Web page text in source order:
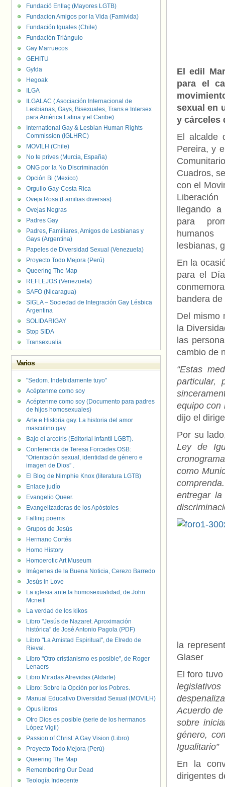
El edil
para el
sexual en
y cárceles
El alcalde
Pereira, y
Cuadros,
con el
llegando
para
lesbianas,
En la
para el
bandera
Del mismo
la
las
cambio de
“Estas
particular,
equipo con
dijo el
Por su
Ley de
como
entregar
la
Glaser
El foro
Acuerdo de
sobre
género,
Igualitario”
En la
dirigentes
Fundació Enllaç (Mayores LGTB)
Fundacion Amigos por la Vida (Famivida)
Fundación Iguales (Chile)
Fundación Triángulo
Gay Marruecos
GEHITU
Gylda
Hegoak
ILGA
ILGALAC ( Asociación Internacional de
Lesbianas, Gays, Bisexuales, Trans e Intersex
para América Latina y el Caribe)
International Gay & Lesbian Human Rights
Commission (IGLHRC)
MOVILH (Chile)
No te prives (Murcia, España)
ONG por la No Discriminación
Opción Bi (Mexico)
Orgullo Gay-Costa Rica
Oveja Rosa (Familias diversas)
Ovejas Negras
Padres Gay
Padres, Familiares, Amigos de Lesbianas y
Gays (Argentina)
Papeles de Diversidad Sexual (Venezuela)
Proyecto Todo Mejora (Perú)
Queering The Map
REFLEJOS (Venezuela)
SAFO (Nicaragua)
SIGLA – Sociedad de Integración Gay Lésbica
Argentina
SOLIDARIGAY
Stop SIDA
Transexualia
Varios
"Sedom. Indebidamente tuyo"
Acéptenme como soy
Acéptenme como soy (Documento para padres
de hijos homosexuales)
Arte e Historia gay. La historia del amor
masculino gay.
Bajo el arcoíris (Editorial infantil LGBT).
Conferencia de Teresa Forcades OSB:
“Orientación sexual, identidad de género e
imagen de Dios” .
El Blog de Nimphie Knox (literatura LGTB)
Enlace judío
Evangelio Queer.
Evangelizadoras de los Apóstoles
Falling poems
Grupos de Jesús
Hermano Cortés
Homo History
Homoerotic Art Museum
Imágenes de la Buena Noticia, Cerezo Barredo
Jesús in Love
La iglesia ante la homosexualidad, de John
Mcneill
La verdad de los kikos
Libro "Jesús de Nazaret. Aproximación
histórica" de José Antonio Pagola (PDF)
Libro "La Amistad Espiritual", de Elredo de
Rieval.
Libro "Otro cristianismo es posible", de Roger
Lenaers
Libro Miradas Atrevidas (Aldarte)
Libro: Sobre la Opción por los Pobres.
Manual Educativo Diversidad Sexual (MOVILH)
Opus libros
Otro Dios es posible (serie de los hermanos
López Vigil)
Passion of Christ: A Gay Vision (Libro)
Proyecto Todo Mejora (Perú)
Queering The Map
Remembering Our Dead
Teología Indecente